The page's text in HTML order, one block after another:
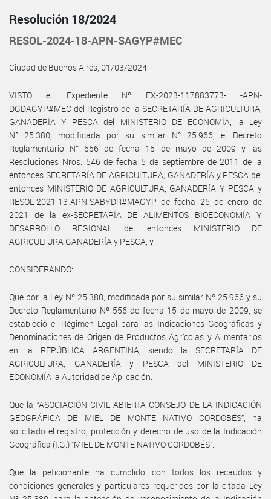
Resolución 18/2024
RESOL-2024-18-APN-SAGYP#MEC
Ciudad de Buenos Aires, 01/03/2024
VISTO el Expediente Nº EX-2023-117883773- -APN-
DGDAGYP#MEC del Registro de la SECRETARÍA DE AGRICULTURA,
GANADERÍA Y PESCA del MINISTERIO DE ECONOMÍA, la Ley
N° 25.380, modificada por su similar N° 25.966, el Decreto
Reglamentario N° 556 de fecha 15 de mayo de 2009 y las
Resoluciones Nros. 546 de fecha 5 de septiembre de 2011 de la
entonces SECRETARÍA DE AGRICULTURA, GANADERÍA y PESCA del
entonces MINISTERIO DE AGRICULTURA, GANADERÍA Y PESCA y
RESOL-2021-13-APN-SABYDR#MAGYP de fecha 25 de enero de
2021 de la ex-SECRETARÍA DE ALIMENTOS BIOECONOMÍA Y
DESARROLLO REGIONAL del entonces MINISTERIO DE
AGRICULTURA GANADERÍA y PESCA, y
CONSIDERANDO:
Que por la Ley Nº 25.380, modificada por su similar Nº 25.966 y su
Decreto Reglamentario Nº 556 de fecha 15 de mayo de 2009, se
estableció el Régimen Legal para las Indicaciones Geográficas y
Denominaciones de Origen de Productos Agrícolas y Alimentarios
en la REPÚBLICA ARGENTINA, siendo la SECRETARÍA DE
AGRICULTURA, GANADERÍA y PESCA del MINISTERIO DE
ECONOMÍA la Autoridad de Aplicación.
Que la “ASOCIACIÓN CIVIL ABIERTA CONSEJO DE LA INDICACIÓN
GEOGRÁFICA DE MIEL DE MONTE NATIVO CORDOBÉS”, ha
solicitado el registro, protección y derecho de uso de la Indicación
Geográfica (I.G.) “MIEL DE MONTE NATIVO CORDOBÉS”.
Que la peticionante ha cumplido con todos los recaudos y
condiciones generales y particulares requeridos por la citada Ley